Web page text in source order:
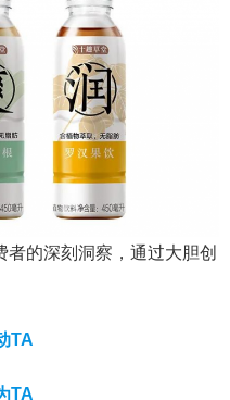
者的深刻洞察，通过大胆创
TA
TA